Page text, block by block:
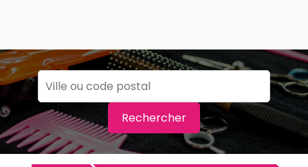
Rechercher